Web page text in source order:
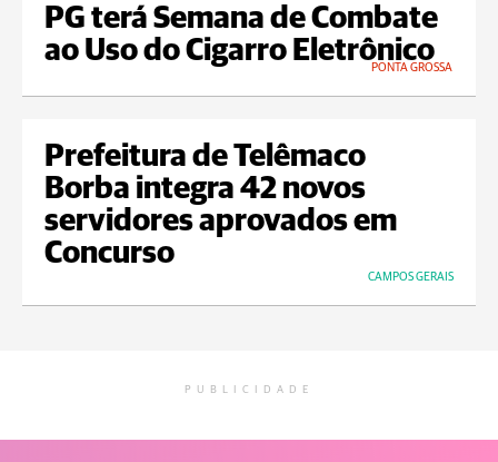
PG terá Semana de Combate
ao Uso do Cigarro Eletrônico
PONTA GROSSA
Prefeitura de Telêmaco
Borba integra 42 novos
servidores aprovados em
Concurso
CAMPOS GERAIS
PUBLICIDADE